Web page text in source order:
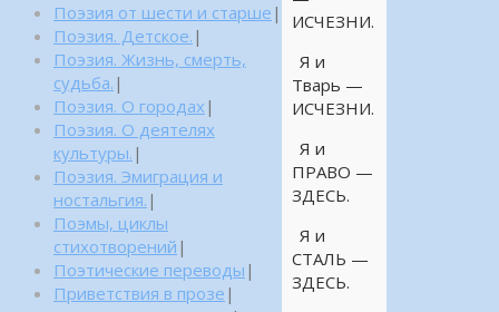
ИСЧЕЗНИ.
Я и
Тварь —
ИСЧЕЗНИ.
Я и
ПРАВО —
ЗДЕСЬ.
Я и
СТАЛЬ —
ЗДЕСЬ.
Поэзия от шести и старше |
Поэзия. Детское. |
Поэзия. Жизнь, смерть,
судьба. |
Поэзия. О городах |
Поэзия. О деятелях
культуры. |
Поэзия. Эмиграция и
ностальгия. |
Поэмы, циклы
стихотворений |
Поэтические переводы |
Приветствия в прозе |